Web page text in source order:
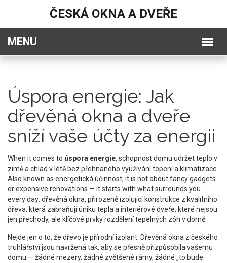
ČESKÁ OKNA A DVEŘE
Úspora energie: Jak
dřevěná okna a dveře
sníží vaše účty za energii
When it comes to úspora energie, schopnost domu udržet teplo v
zimě a chlad v létě bez přehnaného využívání topení a klimatizace
Also known as energetická účinnost, it is not about fancy gadgets
or expensive renovations — it starts with what surrounds you
every day: dřevěná okna, přirozeně izolující konstrukce z kvalitního
dřeva, která zabraňují úniku tepla a interiérové dveře, které nejsou
jen přechody, ale klíčové prvky rozdělení tepelných zón v domě
Nejde jen o to, že dřevo je přírodní izolant. Dřevěná okna z českého
truhlářství jsou navržená tak, aby se přesně přizpůsobila vašemu
domu — žádné mezery, žádné zvětšené rámy, žádné „to bude